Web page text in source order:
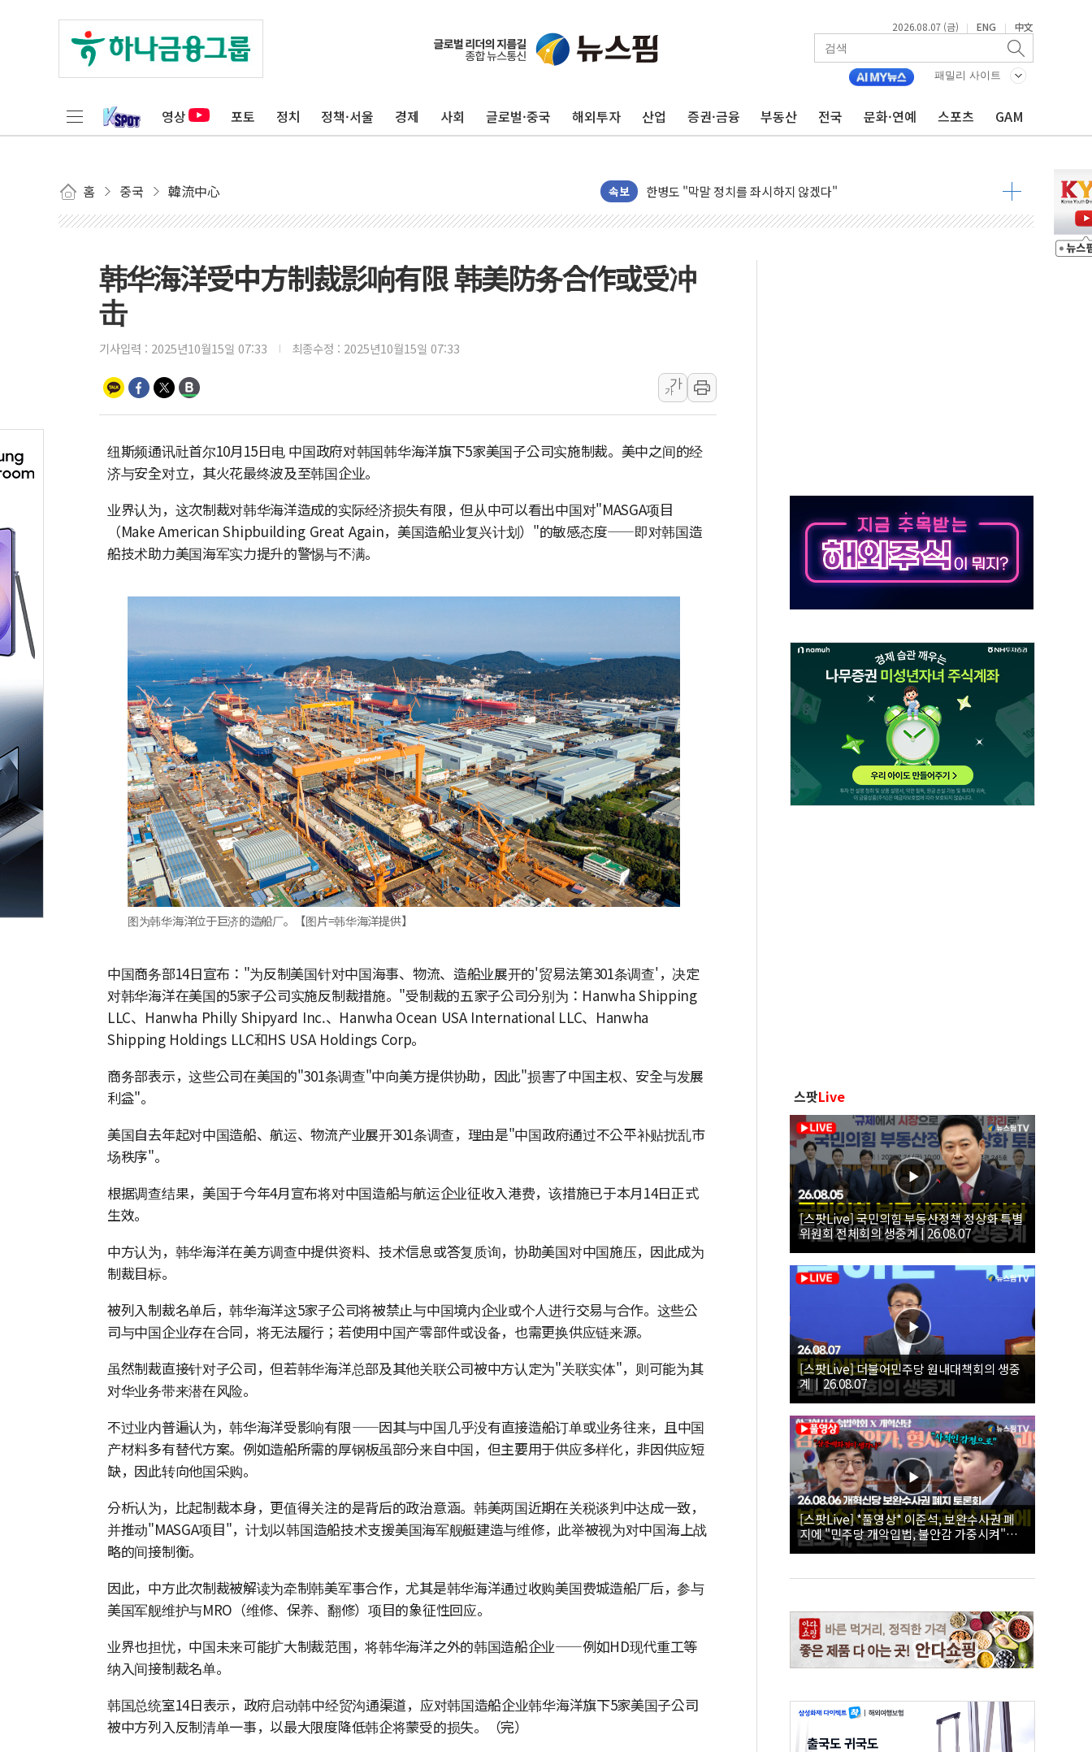
2026.08.07 (금) | ENG | 中文
패밀리 사이트
영상 포토 정치 정책·서울 경제 사회 글로벌·중국 해외투자 산업 증권·금융 부동산 전국 문화·연예 스포츠 GAM
홈 중국 韓流中心 속보
예천 실종신고 80대 남성 논둑서 숨진 채 발견
한병도 "막말 정치를 좌시하지 않겠다"
원내대책회의 참석하는 한병도
[특징주] 포스코퓨처엠, LFP 장기공급 합의에 7%대 급등
[컨콜] 네이버, 멤버십 연계 배송 혜택 강화...새벽 배송 도입 예정
배준영 의원 "거주 사용 형태에 따른 중과세는 과세 원칙 어긋나"
美공화, 韓 '개정 정통망법'에 항의 서한…"표현의 자유 위협"
합수본, '투표율 조작 의혹' 서울·경기·충북 선관위 등 추가 압수수색
교원그룹 펫 프렌들리 호텔 '키녹', 30일 2주년 기념 행사
벤처업계 "정부 세제개편안 환영...RSU 세제지원 긍정 검토되길"
최영근 한국전광 대표, ESG경영대상 환경부분 최우수상 수상
韩华海洋受中方制裁影响有限 韩美防务合作或受冲
击
기사입력 : 2025년10월15일 07:33 최종수정 : 2025년10월15일 07:33
가
가
纽斯频通讯社首尔10月15日电 中国政府对韩国韩华海洋旗下5家美国子公司实施制裁。美中之间的经
济与安全对立，其火花最终波及至韩国企业。
业界认为，这次制裁对韩华海洋造成的实际经济损失有限，但从中可以看出中国对"MASGA项目
（Make American Shipbuilding Great Again，美国造船业复兴计划）"的敏感态度——即对韩国造
船技术助力美国海军实力提升的警惕与不满。
图为韩华海洋位于巨济的造船厂。【图片=韩华海洋提供】
中国商务部14日宣布："为反制美国针对中国海事、物流、造船业展开的'贸易法第301条调查'，决定
对韩华海洋在美国的5家子公司实施反制裁措施。"受制裁的五家子公司分别为：Hanwha Shipping
LLC、Hanwha Philly Shipyard Inc.、Hanwha Ocean USA International LLC、Hanwha
Shipping Holdings LLC和HS USA Holdings Corp。
商务部表示，这些公司在美国的"301条调查"中向美方提供协助，因此"损害了中国主权、安全与发展
利益"。
美国自去年起对中国造船、航运、物流产业展开301条调查，理由是"中国政府通过不公平补贴扰乱市
场秩序"。
根据调查结果，美国于今年4月宣布将对中国造船与航运企业征收入港费，该措施已于本月14日正式
生效。
中方认为，韩华海洋在美方调查中提供资料、技术信息或答复质询，协助美国对中国施压，因此成为
制裁目标。
被列入制裁名单后，韩华海洋这5家子公司将被禁止与中国境内企业或个人进行交易与合作。这些公
司与中国企业存在合同，将无法履行；若使用中国产零部件或设备，也需更换供应链来源。
虽然制裁直接针对子公司，但若韩华海洋总部及其他关联公司被中方认定为"关联实体"，则可能为其
对华业务带来潜在风险。
不过业内普遍认为，韩华海洋受影响有限——因其与中国几乎没有直接造船订单或业务往来，且中国
产材料多有替代方案。例如造船所需的厚钢板虽部分来自中国，但主要用于供应多样化，非因供应短
缺，因此转向他国采购。
分析认为，比起制裁本身，更值得关注的是背后的政治意涵。韩美两国近期在关税谈判中达成一致，
并推动"MASGA项目"，计划以韩国造船技术支援美国海军舰艇建造与维修，此举被视为对中国海上战
略的间接制衡。
因此，中方此次制裁被解读为牵制韩美军事合作，尤其是韩华海洋通过收购美国费城造船厂后，参与
美国军舰维护与MRO（维修、保养、翻修）项目的象征性回应。
业界也担忧，中国未来可能扩大制裁范围，将韩华海洋之外的韩国造船企业——例如HD现代重工等
纳入间接制裁名单。
韩国总统室14日表示，政府启动韩中经贸沟通渠道，应对韩国造船企业韩华海洋旗下5家美国子公司
被中方列入反制清单一事，以最大限度降低韩企将蒙受的损失。（完）
스팟Live
[스팟Live] 국민의힘 부동산정책 정상화 특별
위원회 전체회의 생중계 | 26.08.07
[스팟Live] 더불어민주당 원내대책회의 생중
계｜26.08.07
[스팟Live] *풀영상* 이준석, 보완수사권 폐
지에 "민주당 개악입법, 불안감 가중시켜"｜
26.08.06 개혁신당 보완수사권 폐지 토론회